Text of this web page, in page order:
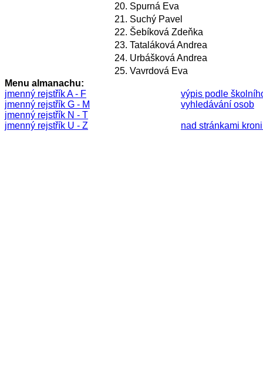
20. Spurná Eva
21. Suchý Pavel
22. Šebíková Zdeňka
23. Tataláková Andrea
24. Urbášková Andrea
25. Vavrdová Eva
Menu almanachu:
jmenný rejstřík A - F
jmenný rejstřík G - M
jmenný rejstřík N - T
jmenný rejstřík U - Z
výpis podle
vyhledávání osob
nad stránkami